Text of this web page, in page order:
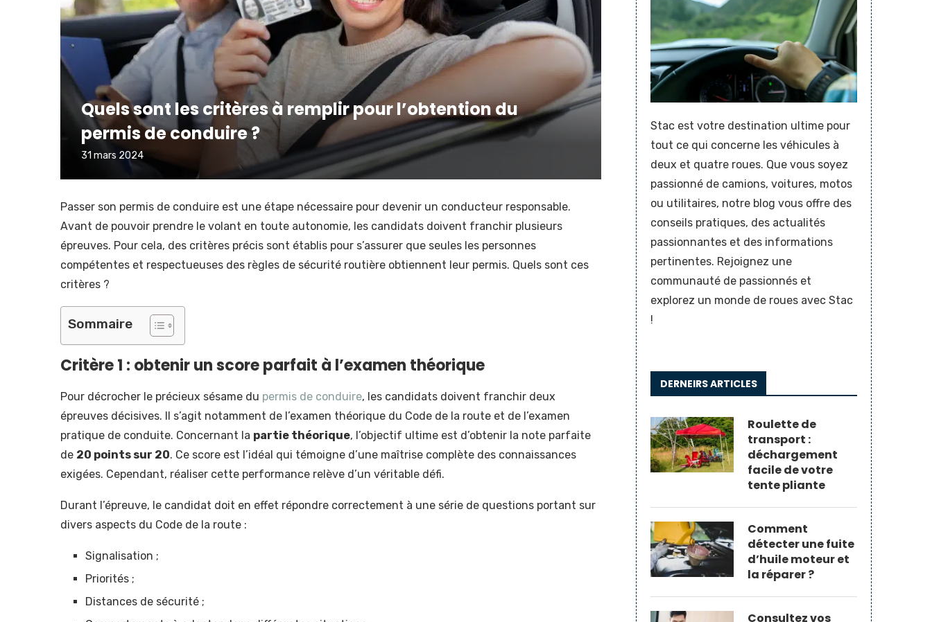
Quels sont les critères à remplir pour l’obtention du
permis de conduire ?
31 mars 2024
Passer son permis de conduire est une étape nécessaire pour devenir un conducteur responsable.
Avant de pouvoir prendre le volant en toute autonomie, les candidats doivent franchir plusieurs
épreuves. Pour cela, des critères précis sont établis pour s’assurer que seules les personnes
compétentes et respectueuses des règles de sécurité routière obtiennent leur permis. Quels sont ces
critères ?
Sommaire
Critère 1 : obtenir un score parfait à l’examen théorique
Pour décrocher le précieux sésame du permis de conduire, les candidats doivent franchir deux
épreuves décisives. Il s’agit notamment de l’examen théorique du Code de la route et de l’examen
pratique de conduite. Concernant la partie théorique, l’objectif ultime est d’obtenir la note parfaite
de 20 points sur 20. Ce score est l’idéal qui témoigne d’une maîtrise complète des connaissances
exigées. Cependant, réaliser cette performance relève d’un véritable défi.
Durant l’épreuve, le candidat doit en effet répondre correctement à une série de questions portant sur
divers aspects du Code de la route :
Signalisation ;
Priorités ;
Distances de sécurité ;
Stac est votre destination ultime pour
tout ce qui concerne les véhicules à
deux et quatre roues. Que vous soyez
passionné de camions, voitures, motos
ou utilitaires, notre blog vous offre des
conseils pratiques, des actualités
passionnantes et des informations
pertinentes. Rejoignez une
communauté de passionnés et
explorez un monde de roues avec Stac
!
DERNEIRS ARTICLES
Roulette de
transport :
déchargement
facile de votre
tente pliante
Comment
détecter une fuite
d’huile moteur et
la réparer ?
Consultez vos